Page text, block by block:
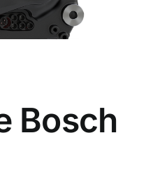
Bosch